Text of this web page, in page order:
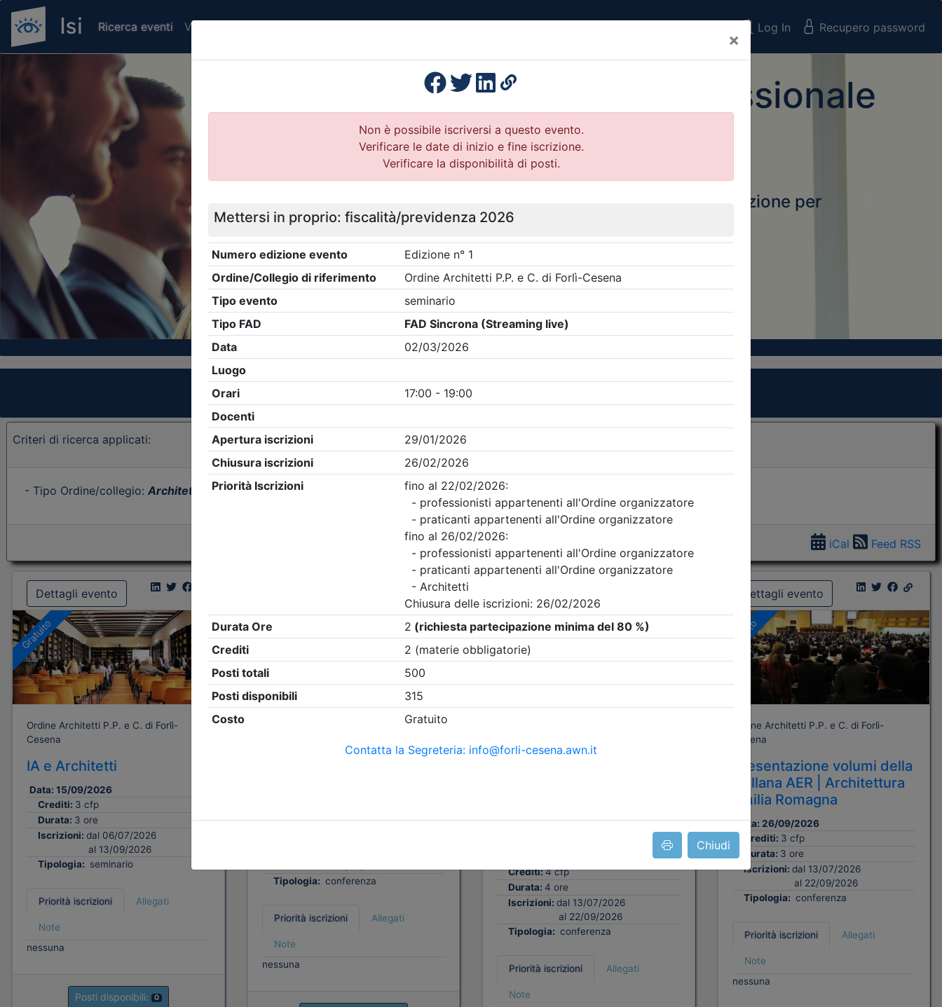
×
Chiudi
Ricerca eventi Verifica attestato di presenza Log In Recupero password
Formazione Professionale
Continua
Il portale della formazione per
Previous
Clicca qui - espandi la sezione dei filtri ricerca eventi
Criteri di ricerca applicati:
- Tipo Ordine/collegio: Architetti - Ordine: Forlì-Cesena - Eventi in programma dal7/8/2026
iCal Feed RSS
Dettagli evento
Gratuito
Ordine Architetti P.P. e C. di Forlì-
Cesena
IA e Architetti
Data: 15/09/2026
Crediti: 3 cfp
Durata: 3 ore
Iscrizioni: dal 06/07/2026
al 13/09/2026
Tipologia: seminario
Priorità iscrizioni Allegati
Note
nessuna
Posti disponibili: 0
Gratuito
Ordine Architetti P.P. e C. di Forlì-
Crediti:4 cfp
Tipologia: conferenza
Priorità iscrizioni Allegati
Note
nessuna
Gratuito
accordi operativi L.R.
Crediti:4 cfp
Durata: 4 ore
Iscrizioni: dal 13/07/2026
al 22/09/2026
Tipologia: conferenza
Priorità iscrizioni Allegati
Note
Dettagli evento
Gratuito
Ordine Architetti P.P. e C. di Forlì-
Cesena
Presentazione volumi della
Collana AER | Architettura
Emilia Romagna
Data: 26/09/2026
Crediti: 3 cfp
Durata: 3 ore
Iscrizioni: dal 13/07/2026
al 22/09/2026
Tipologia: conferenza
Priorità iscrizioni Allegati
Note
nessuna